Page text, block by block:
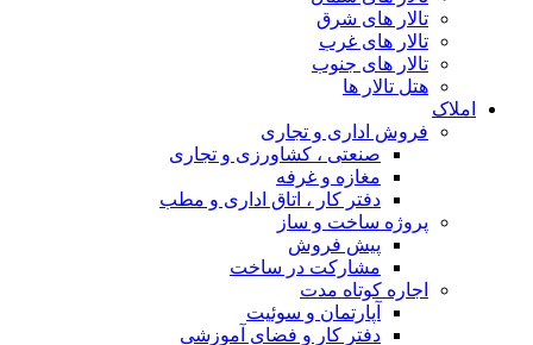
تالار های شرق
تالار های غرب
تالار های جنوب
هتل تالار ها
املاک
فروش اداری و تجاری
صنعتی ، کشاورزی و تجاری
مغازه و غرفه
دفتر کار ، اتاق اداری و مطب
پروژه ساخت و ساز
پیش فروش
مشارکت در ساخت
اجاره کوتاه مدت
آپارتمان و سوئیت
دفتر کار و فضای آموزشی